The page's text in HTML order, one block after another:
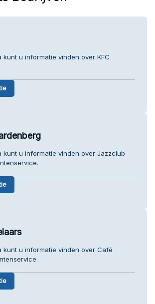
kunt u informatie vinden over KFC
kunt u informatie vinden over Jazzclub
kunt u informatie vinden over Café